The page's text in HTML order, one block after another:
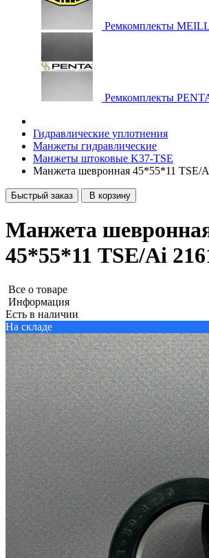
Ремкомплекты
Ремкомплекты
Гидравлические уплотнения
Манжеты гидравлические
Манжеты штоковые K37-TSE
Манжета шевронная 45*55*11 TSE/
Быстрый заказ В корзину
Манжета
45*55*11 TSE/Ai
Все о товаре
Информация
Есть в наличии
На складе